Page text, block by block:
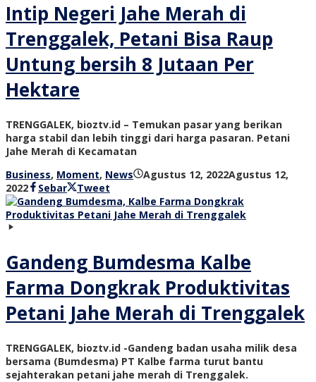
Intip Negeri Jahe Merah di
Trenggalek, Petani Bisa Raup
Untung bersih 8 Jutaan Per
Hektare
TRENGGALEK, bioztv.id – Temukan pasar yang berikan
harga stabil dan lebih tinggi dari harga pasaran. Petani
Jahe Merah di Kecamatan
Business, Moment, News Agustus 12, 2022Agustus 12,
2022oleh
bioz
tv
Sebar Tweet
Gandeng Bumdesma Kalbe
Farma Dongkrak Produktivitas
Petani Jahe Merah di Trenggalek
TRENGGALEK, bioztv.id -Gandeng badan usaha milik desa
bersama (Bumdesma) PT Kalbe farma turut bantu
sejahterakan petani jahe merah di Trenggalek.